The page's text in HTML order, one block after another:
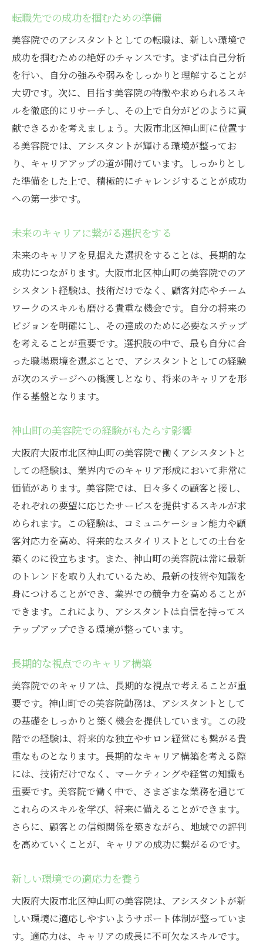
転職先での成功を掴むための準備
美容院でのアシスタントとしての転職は、新しい環境で
成功を掴むための絶好のチャンスです。まずは自己分析
を行い、自分の強みや弱みをしっかりと理解することが
大切です。次に、目指す美容院の特徴や求められるスキ
ルを徹底的にリサーチし、その上で自分がどのように貢
献できるかを考えましょう。大阪市北区神山町に位置す
る美容院では、アシスタントが輝ける環境が整ってお
り、キャリアアップの道が開けています。しっかりとし
た準備をした上で、積極的にチャレンジすることが成功
への第一歩です。
未来のキャリアに繋がる選択をする
未来のキャリアを見据えた選択をすることは、長期的な
成功につながります。大阪市北区神山町の美容院でのア
シスタント経験は、技術だけでなく、顧客対応やチーム
ワークのスキルも磨ける貴重な機会です。自分の将来の
ビジョンを明確にし、その達成のために必要なステップ
を考えることが重要です。選択肢の中で、最も自分に合
った職場環境を選ぶことで、アシスタントとしての経験
が次のステージへの橋渡しとなり、将来のキャリアを形
作る基盤となります。
神山町の美容院での経験がもたらす影響
大阪府大阪市北区神山町の美容院で働くアシスタントと
しての経験は、業界内でのキャリア形成において非常に
価値があります。美容院では、日々多くの顧客と接し、
それぞれの要望に応じたサービスを提供するスキルが求
められます。この経験は、コミュニケーション能力や顧
客対応力を高め、将来的なスタイリストとしての土台を
築くのに役立ちます。また、神山町の美容院は常に最新
のトレンドを取り入れているため、最新の技術や知識を
身につけることができ、業界での競争力を高めることが
できます。これにより、アシスタントは自信を持ってス
テップアップできる環境が整っています。
長期的な視点でのキャリア構築
美容院でのキャリアは、長期的な視点で考えることが重
要です。神山町での美容院勤務は、アシスタントとして
の基礎をしっかりと築く機会を提供しています。この段
階での経験は、将来的な独立やサロン経営にも繋がる貴
重なものとなります。長期的なキャリア構築を考える際
には、技術だけでなく、マーケティングや経営の知識も
重要です。美容院で働く中で、さまざまな業務を通じて
これらのスキルを学び、将来に備えることができます。
さらに、顧客との信頼関係を築きながら、地域での評判
を高めていくことが、キャリアの成功に繋がるのです。
新しい環境での適応力を養う
大阪府大阪市北区神山町の美容院は、アシスタントが新
しい環境に適応しやすいようサポート体制が整っていま
す。適応力は、キャリアの成長に不可欠なスキルです。